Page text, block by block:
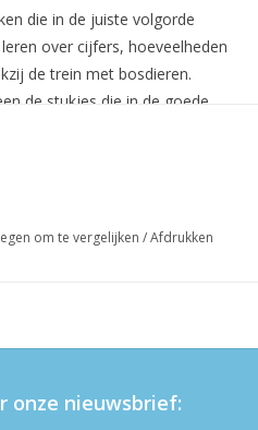
die in de juiste volgorde
over cijfers, hoeveelheden
de trein met bosdieren.
de stukjes die in de goede
papier en karton
om te vergelijken /Afdrukken
onze nieuwsbrief: